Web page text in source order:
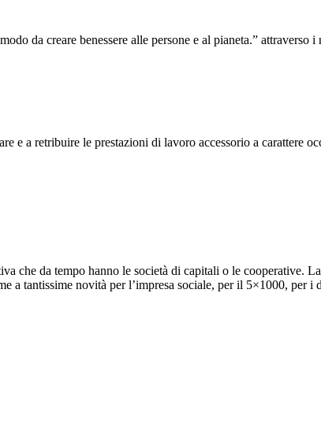
da creare benessere alle persone e al pianeta.” attraverso
e a retribuire le prestazioni di lavoro accessorio a carattere
che da tempo hanno le società di capitali o le cooperative.
a tantissime novità per l’impresa sociale, per il 5×1000, per i